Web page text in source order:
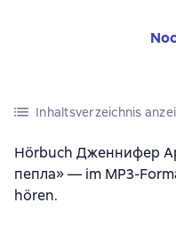
Inhaltsverzeichnis
Hörbuch Дженнифер
пепла» — im MP3-
hören.